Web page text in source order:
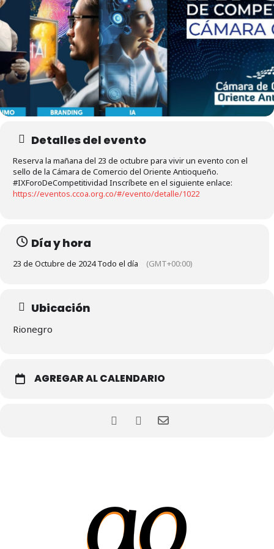
Detalles del evento
Reserva la mañana del 23 de octubre para vivir un evento con el
sello de la Cámara de Comercio del Oriente Antioqueño.
#IXForoDeCompetitividad Inscríbete en el siguiente enlace:
https://eventos.ccoa.org.co/#/evento/detalle/1022
Día y hora
23 de Octubre de 2024 Todo el día (GMT+00:00)
Ubicación
Rionegro
AGREGAR AL CALENDARIO